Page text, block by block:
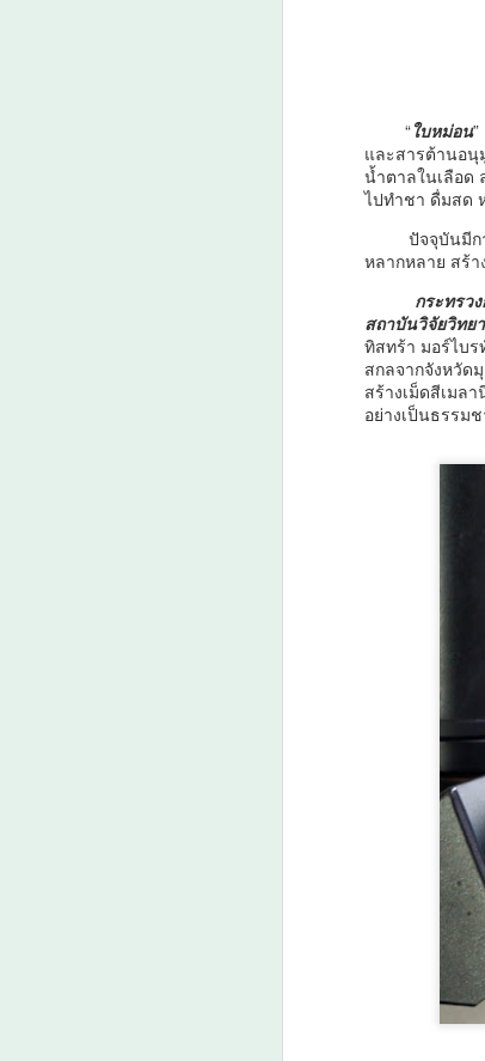
“ใบหม่อน
และสารต้านอ
น้ำตาลในเลือด
ไปทำชา ดื่มสด
ปัจจุบันมีก
หลากหลาย สร้
กระทร
สถาบันวิจัยวิทย
ทิสทร้า มอร์ไบ
สกลจากจังหวั
สร้างเม็ดสีเมล
อย่างเป็นธรรม
ไทย – มาเลเซีย” เชิญ
ชวนพุทธศาสนิกชน งด
ละ เลิกอบายมุข เนื่อง
เทศกาลเข้าพรรษา